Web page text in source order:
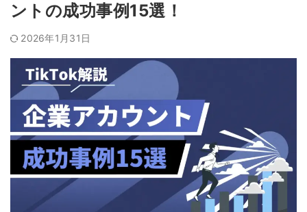
ントの成功事例15選！
2026年1月31日